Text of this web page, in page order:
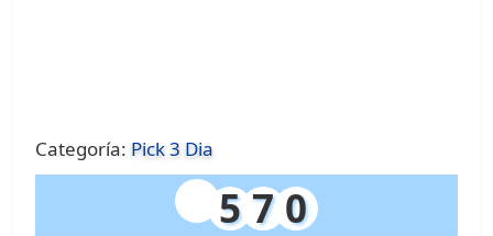
Categoría: Pick 3 Dia
5 7 0